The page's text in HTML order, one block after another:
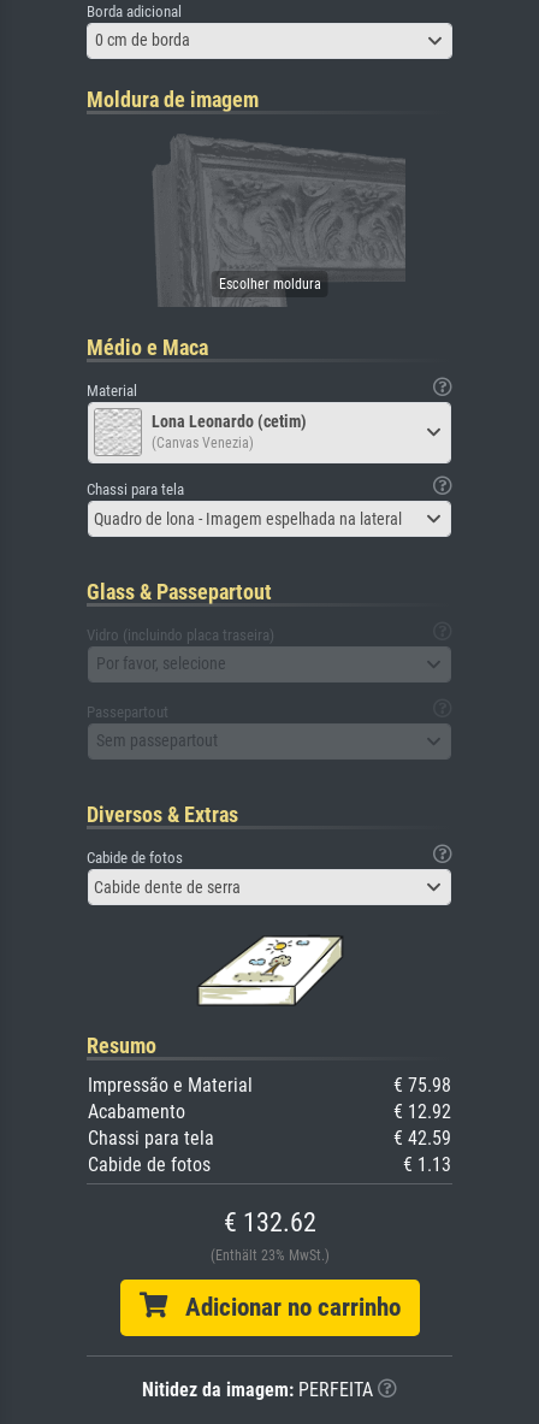
Borda adicional
0 cm de borda
Moldura de imagem
Médio e Maca
Material
Lona Leonardo (cetim)
(Canvas Venezia)
Chassi para tela
Quadro de lona - Imagem espelhada na lateral
Glass & Passepartout
Vidro (incluindo placa traseira)
Por favor, selecione
Passepartout
Sem passepartout
Diversos & Extras
Cabide de fotos
Cabide dente de serra
Resumo
Impressão e Material
€ 75.98
Acabamento
€ 12.92
Chassi para tela
€ 42.59
Cabide de fotos
€ 1.13
€ 132.62
(Enthält 23% MwSt.)
Adicionar no carrinho
Nitidez da imagem: PERFEITA